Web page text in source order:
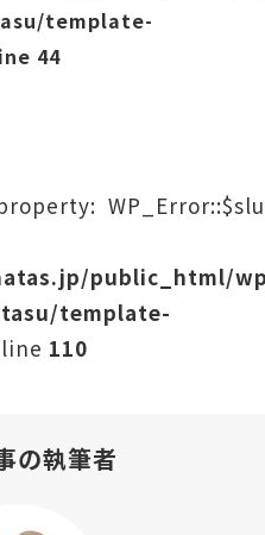
template-
44
public_html/
template-
110
の執筆者